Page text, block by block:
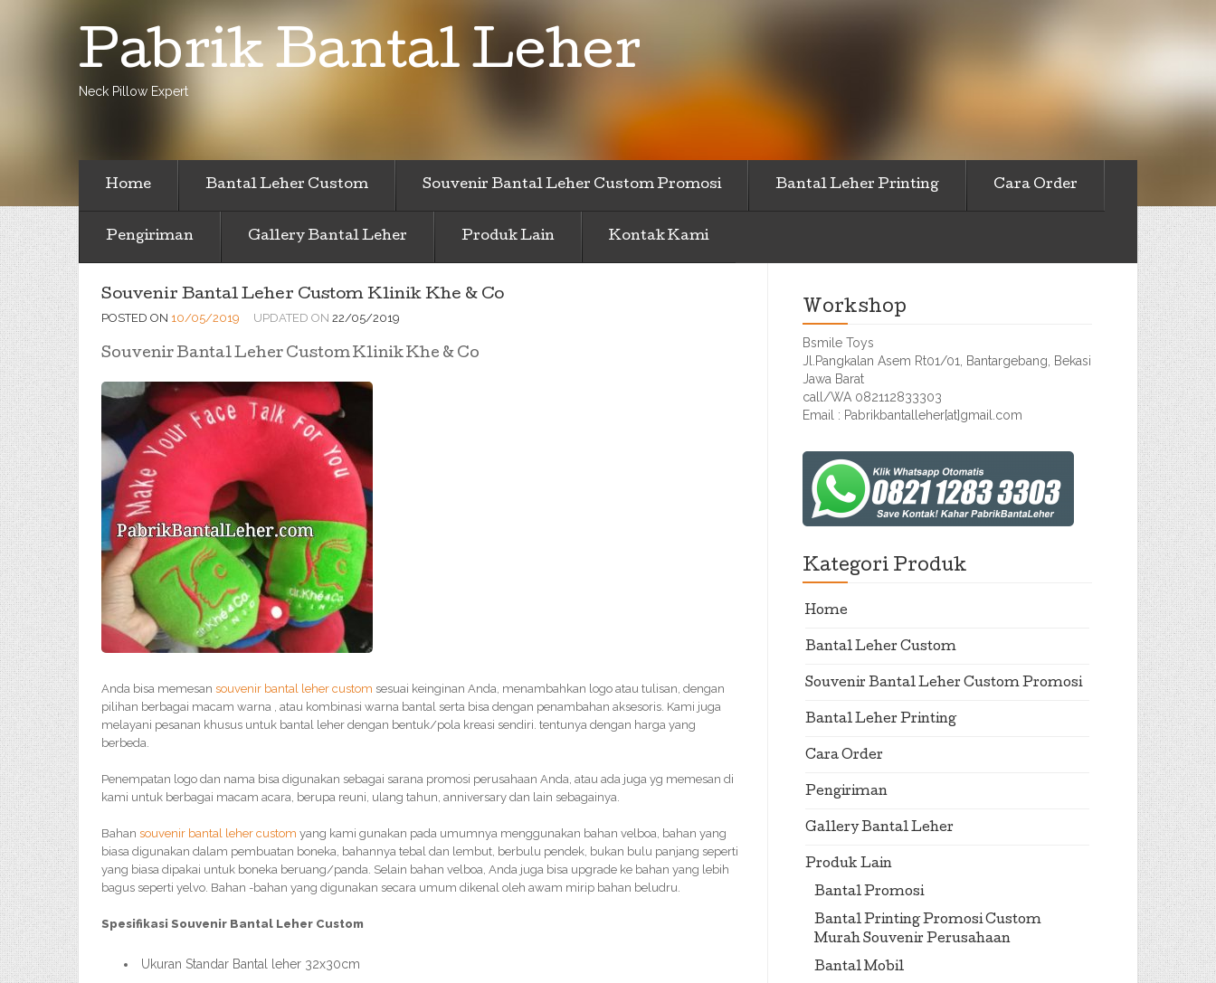
Pabrik Bantal Leher
Neck Pillow Expert
Home Bantal Leher Custom Souvenir Bantal Leher Custom Promosi Bantal Leher Printing Cara Order
Pengiriman Gallery Bantal Leher Produk Lain Kontak Kami
Souvenir Bantal Leher Custom Klinik Khe & Co
POSTED ON 10/05/2019 UPDATED ON 22/05/2019
Souvenir Bantal Leher Custom Klinik Khe & Co
Anda bisa memesan souvenir bantal leher custom sesuai keinginan Anda, menambahkan logo atau tulisan, dengan
pilihan berbagai macam warna , atau kombinasi warna bantal serta bisa dengan penambahan aksesoris. Kami juga
melayani pesanan khusus untuk bantal leher dengan bentuk/pola kreasi sendiri. tentunya dengan harga yang
berbeda.
Penempatan logo dan nama bisa digunakan sebagai sarana promosi perusahaan Anda, atau ada juga yg memesan di
kami untuk berbagai macam acara, berupa reuni, ulang tahun, anniversary dan lain sebagainya.
Bahan souvenir bantal leher custom yang kami gunakan pada umumnya menggunakan bahan velboa, bahan yang
biasa digunakan dalam pembuatan boneka, bahannya tebal dan lembut, berbulu pendek, bukan bulu panjang seperti
yang biasa dipakai untuk boneka beruang/panda. Selain bahan velboa, Anda juga bisa upgrade ke bahan yang lebih
bagus seperti yelvo. Bahan -bahan yang digunakan secara umum dikenal oleh awam mirip bahan beludru.
Spesifikasi Souvenir Bantal Leher Custom
Ukuran Standar Bantal leher 32x30cm
Workshop
Bsmile Toys
Jl.Pangkalan Asem Rt01/01, Bantargebang, Bekasi
Jawa Barat
call/WA 082112833303
Email : Pabrikbantalleher[at]gmail.com
Kategori Produk
Home
Bantal Leher Custom
Souvenir Bantal Leher Custom Promosi
Bantal Leher Printing
Cara Order
Pengiriman
Gallery Bantal Leher
Produk Lain
Bantal Promosi
Bantal Printing Promosi Custom
Murah Souvenir Perusahaan
Bantal Mobil